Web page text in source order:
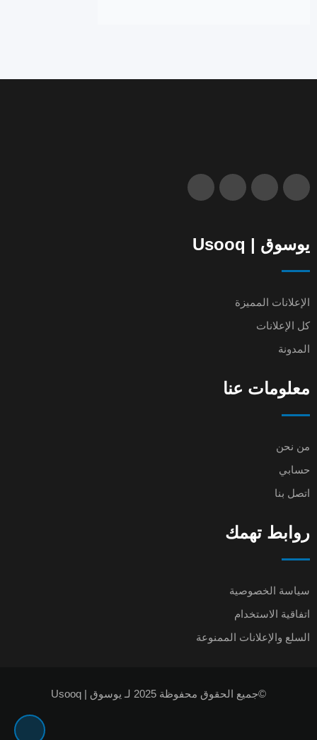
يوسوق | Usooq
الإعلانات المميزة
كل الإعلانات
المدونة
معلومات عنا
من نحن
حسابي
اتصل بنا
روابط تهمك
سياسة الخصوصية
اتفاقية الاستخدام
السلع والإعلانات الممنوعة
©جميع الحقوق محفوظة 2025 لـ يوسوق | Usooq